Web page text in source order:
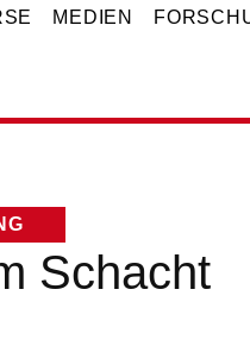
MEDIEN
Schacht